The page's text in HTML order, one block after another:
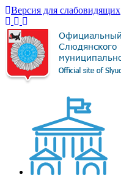
Версия для слабовидящих